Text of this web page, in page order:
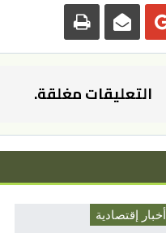
التعليقات مغلقة.
أخبار إقتصادية